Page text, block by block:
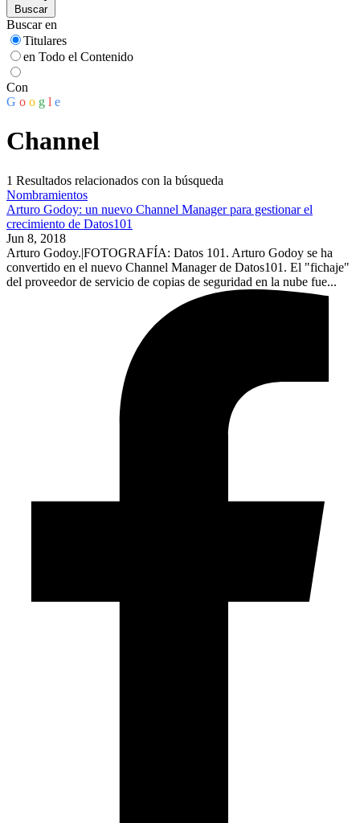
Buscar
Buscar en
Titulares
en Todo el Contenido
Con
G o o g l e
Channel
1 Resultados relacionados con la búsqueda
Nombramientos
Arturo Godoy: un nuevo Channel Manager para gestionar el
crecimiento de Datos101
Jun 8, 2018
Arturo Godoy.|FOTOGRAFÍA: Datos 101. Arturo Godoy se ha
convertido en el nuevo Channel Manager de Datos101. El "fichaje"
del proveedor de servicio de copias de seguridad en la nube fue...